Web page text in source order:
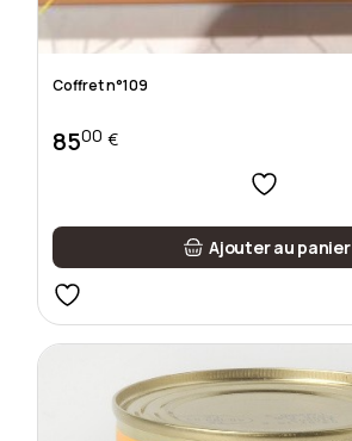
Coffret n°109
8500 €
Ajouter au panier